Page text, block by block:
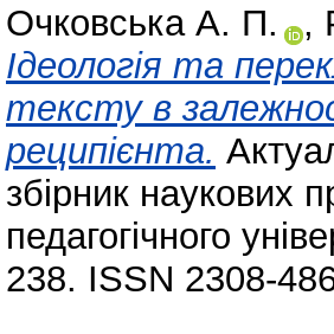
Очковська А. П. ,
Ідеологія та
тексту в
реципієнта.
збірник наукових
педагогічного
238. ISSN 2308-